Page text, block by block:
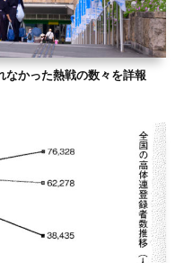
かった熱戦の数々を詳報